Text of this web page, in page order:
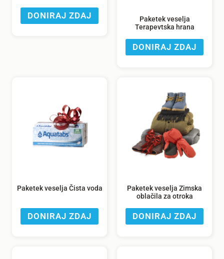
DONIRAJ ZDAJ
Paketek veselja
Terapevtska hrana
DONIRAJ ZDAJ
Paketek veselja Čista voda
DONIRAJ ZDAJ
Paketek veselja Zimska
oblačila za otroka
DONIRAJ ZDAJ